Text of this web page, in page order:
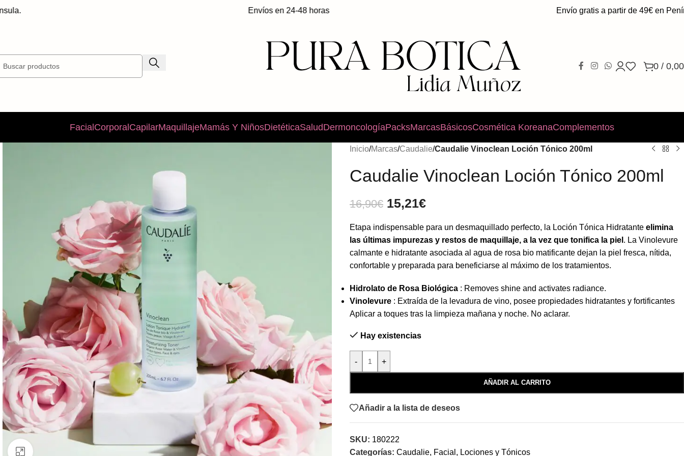
Envíos en 24-48 horas Envío gratis a partir de 49€ en Península.
0 / 0,00
FacialCorporalCapilarMaquillajeMamás Y NiñosDietéticaSaludDermoncologíaPacksMarcasBásicosCosmética KoreanaComplementos
Inicio/Marcas/Caudalie/Caudalie Vinoclean Loción Tónico 200ml
Caudalie Vinoclean Loción Tónico 200ml
16,90€ 15,21€
Etapa indispensable para un desmaquillado perfecto, la Loción Tónica Hidratante elimina
las últimas impurezas y restos de maquillaje, a la vez que tonifica la piel . La Vinolevure
calmante e hidratante asociada al agua de rosa bio matificante dejan la piel fresca, nítida,
confortable y preparada para beneficiarse al máximo de los tratamientos.
Hidrolato de Rosa Biológica : Removes shine and activates radiance.
Vinolevure : Extraída de la levadura de vino, posee propiedades hidratantes y fortificantes
Aplicar a toques tras la limpieza mañana y noche. No aclarar.
Hay existencias
- +
AÑADIR AL CARRITO
Añadir a la lista de deseos
SKU: 180222
Categorías: Caudalie, Facial , Lociones y Tónicos